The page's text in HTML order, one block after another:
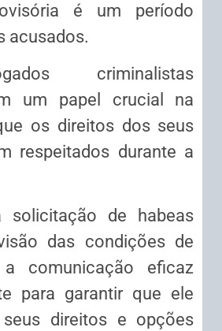
é um período
acusados.
criminalistas
um papel crucial na
os direitos dos seus
respeitados durante a
solicitação de habeas
das condições de
comunicação eficaz
para garantir que ele
seus direitos e opções